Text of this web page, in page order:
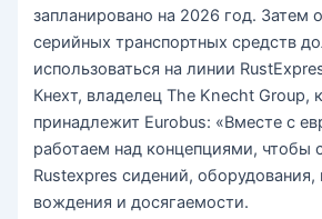
запланировано на 2026 год. Затем
серийных транспортных средств
использоваться на линии
Кнехт, владелец The Knecht Group,
принадлежит Eurobus: «Вместе с
работаем над концепциями, чтобы
Rustexpres сидений,
вождения и досягаемости.